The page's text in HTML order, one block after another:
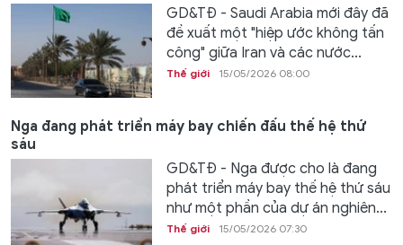
GD&TĐ - Saudi Arabia mới đây đã
đề xuất một "hiệp ước không tấn
công" giữa Iran và các nước...
Thế giới 15/05/2026 08:00
Nga đang phát triển máy bay chiến đấu thế hệ thứ
sáu
GD&TĐ - Nga được cho là đang
phát triển máy bay thế hệ thứ sáu
như một phần của dự án nghiên...
Thế giới 15/05/2026 07:30